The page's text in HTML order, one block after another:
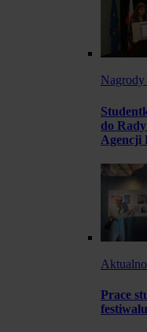
do
Agencji
Prace